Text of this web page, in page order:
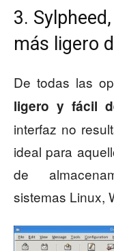
3.
más ligero
De todas las
ligero y fácil
interfaz no
ideal para
de
sistemas Linux,